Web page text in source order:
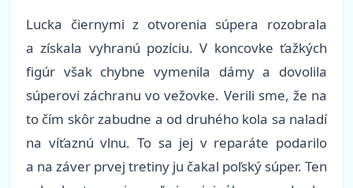
Lucka čiernymi z otvorenia súpera rozobrala
a získala vyhranú pozíciu. V koncovke ťažkých
figúr však chybne vymenila dámy a dovolila
súperovi záchranu vo vežovke. Verili sme, že na
to čím skôr zabudne a od druhého kola sa naladí
na víťaznú vlnu. To sa jej v reparáte podarilo
a na záver prvej tretiny ju čakal poľský súper. Ten